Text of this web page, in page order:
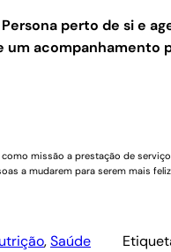
perto de si e
um acompanhamento
missão a prestação de
a mudarem para serem mais
, Saúde